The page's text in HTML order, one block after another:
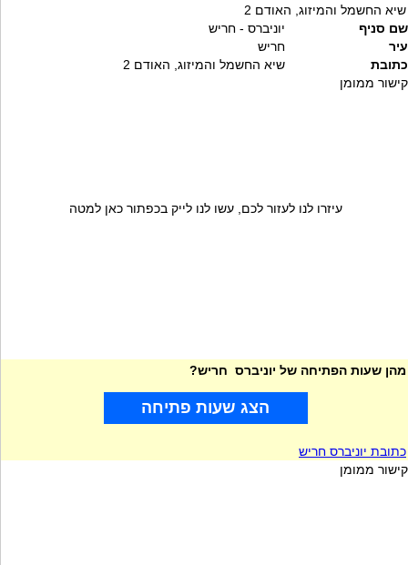
שיא החשמל והמיזוג, האודם 2
שם סניף
יוניברס - חריש
עיר
חריש
כתובת
שיא החשמל והמיזוג, האודם 2
קישור ממומן
עיזרו לנו לעזור לכם, עשו לנו לייק בכפתור כאן למטה
מהן שעות הפתיחה של יוניברס חריש?
הצג שעות פתיחה
כתובת יוניברס חריש
קישור ממומן